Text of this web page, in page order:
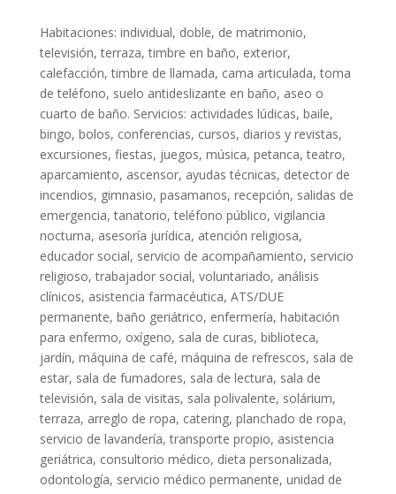
Habitaciones: individual, doble, de matrimonio,
televisión, terraza, timbre en baño, exterior,
calefacción, timbre de llamada, cama articulada, toma
de teléfono, suelo antideslizante en baño, aseo o
cuarto de baño. Servicios: actividades lúdicas, baile,
bingo, bolos, conferencias, cursos, diarios y revistas,
excursiones, fiestas, juegos, música, petanca, teatro,
aparcamiento, ascensor, ayudas técnicas, detector de
incendios, gimnasio, pasamanos, recepción, salidas de
emergencia, tanatorio, teléfono público, vigilancia
nocturna, asesoría jurídica, atención religiosa,
educador social, servicio de acompañamiento, servicio
religioso, trabajador social, voluntariado, análisis
clínicos, asistencia farmacéutica, ATS/DUE
permanente, baño geriátrico, enfermería, habitación
para enfermo, oxígeno, sala de curas, biblioteca,
jardín, máquina de café, máquina de refrescos, sala de
estar, sala de fumadores, sala de lectura, sala de
televisión, sala de visitas, sala polivalente, solárium,
terraza, arreglo de ropa, catering, planchado de ropa,
servicio de lavandería, transporte propio, asistencia
geriátrica, consultorio médico, dieta personalizada,
odontología, servicio médico permanente, unidad de